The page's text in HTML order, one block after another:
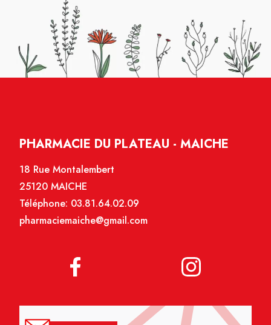
PHARMACIE DU PLATEAU - MAICHE
18 Rue Montalembert
25120 MAICHE
Téléphone: 03.81.64.02.09
pharmaciemaiche@gmail.com